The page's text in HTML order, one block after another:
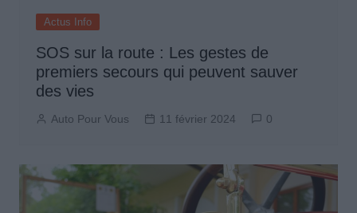
Actus Info
SOS sur la route : Les gestes de
premiers secours qui peuvent sauver
des vies
Auto Pour Vous 11 février 2024 0